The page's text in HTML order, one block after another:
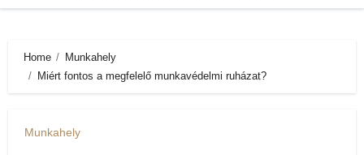
Home
Munkahely
Miért fontos a megfelelő munkavédelmi ruházat?
Munkahely